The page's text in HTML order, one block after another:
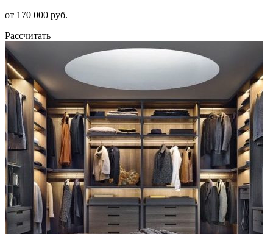
от 170 000 руб.
Рассчитать